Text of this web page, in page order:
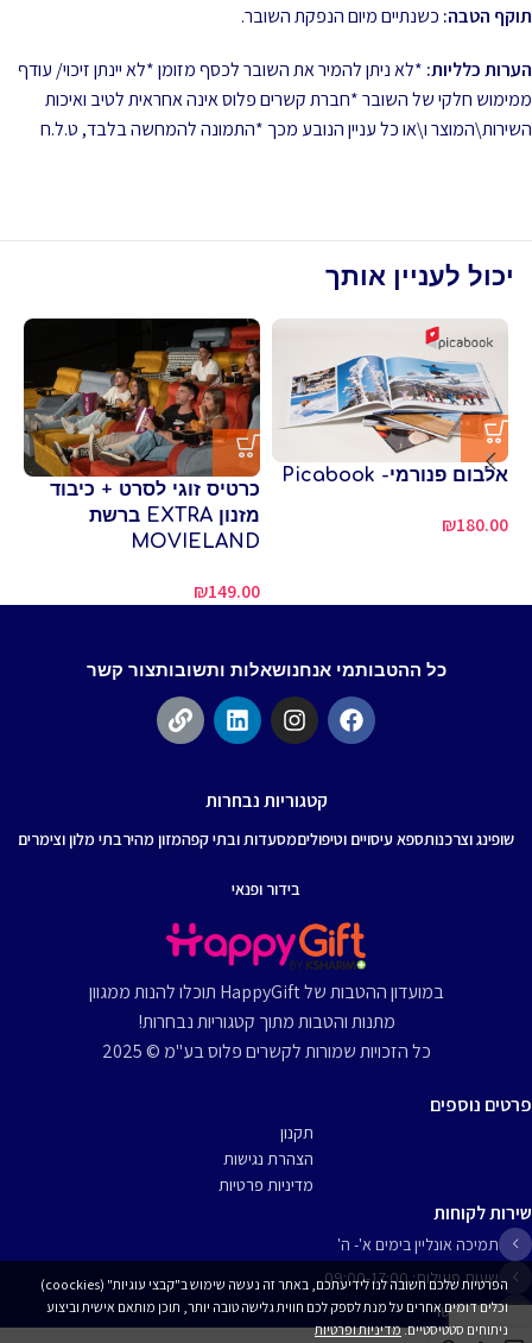
תוקף הטבה: כשנתיים מיום הנפקת השובר.
הערות כלליות: *לא ניתן להמיר את השובר לכסף מזומן *לא יינתן זיכוי/ עודף
ממימוש חלקי של השובר *חברת קשרים פלוס אינה אחראית לטיב ואיכות
השירות\המוצר ו\או כל עניין הנובע מכך *התמונה להמחשה בלבד, ט.ל.ח
יכול לעניין אותך
אלבום פנורמי- Picabook
₪180.00
כרטיס זוגי לסרט + כיבוד
מזנון EXTRA ברשת
MOVIELAND
₪149.00
כל ההטבותמי אנחנושאלות ותשובותצור קשר
קטגוריות נבחרות
שופינג וצרכנותספא עיסויים וטיפוליםמסעדות ובתי קפהמזון מהירבתי מלון וצימרים
בידור ופנאי
במועדון ההטבות של HappyGift תוכלו להנות ממגוון
מתנות והטבות מתוך קטגוריות נבחרות!
כל הזכויות שמורות לקשרים פלוס בע"מ © 2025
פרטים נוספים
תקנון
הצהרת נגישות
מדיניות פרטיות
שירות לקוחות
תמיכה אונליין בימים א'- ה'
שעות פעילות: 09:00-17:00
יצירת קשר
הפרטיות שלכם חשובה לנו לידיעתכם, באתר זה נעשה שימוש ב"קבצי עוגיות" (coockies)
וכלים דומים אחרים על מנת לספק לכם חווית גלישה טובה יותר, תוכן מותאם אישית וביצוע
ניתוחים סטטיסטיים.מדיניות ופרטיות